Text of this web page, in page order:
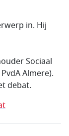
in. Hij
Sociaal
Almere).
debat.